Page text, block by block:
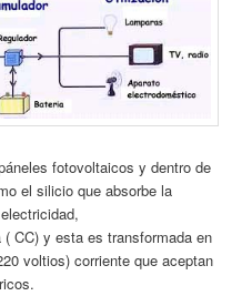
fotovoltaicos y dentro de
el silicio que absorbe la
CC) y esta es transformada en
voltios) corriente que aceptan